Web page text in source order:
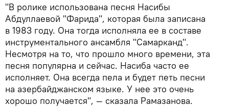
"В ролике использована песня Насибы
Абдуллаевой "Фарида", которая была записана
в 1983 году. Она тогда исполняла ее в составе
инструментального ансамбля "Самарканд".
Несмотря на то, что прошло много времени, эта
песня популярна и сейчас. Насиба часто ее
исполняет. Она всегда пела и будет петь песни
на азербайджанском языке. У нее это очень
хорошо получается", — сказала Рамазанова.